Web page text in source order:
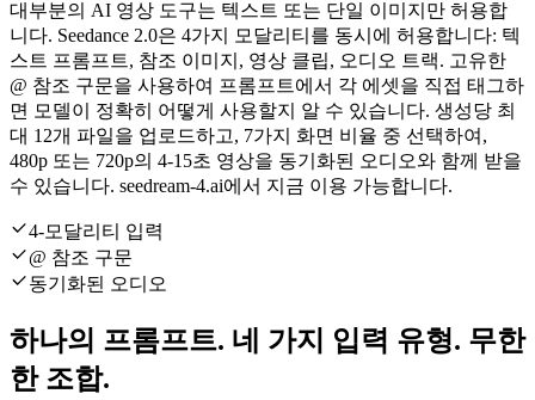
대부분의 AI 영상 도구는 텍스트 또는 단일 이미지만 허용합
니다. Seedance 2.0은 4가지 모달리티를 동시에 허용합니다: 텍
스트 프롬프트, 참조 이미지, 영상 클립, 오디오 트랙. 고유한
@ 참조 구문을 사용하여 프롬프트에서 각 에셋을 직접 태그하
면 모델이 정확히 어떻게 사용할지 알 수 있습니다. 생성당 최
대 12개 파일을 업로드하고, 7가지 화면 비율 중 선택하여,
480p 또는 720p의 4-15초 영상을 동기화된 오디오와 함께 받을
수 있습니다. seedream-4.ai에서 지금 이용 가능합니다.
4-모달리티 입력
@ 참조 구문
동기화된 오디오
하나의 프롬프트. 네 가지 입력 유형. 무한
한 조합.